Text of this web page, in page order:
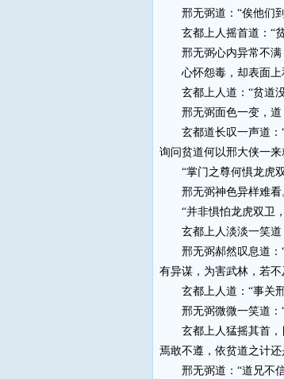
邢无弼道：“俟他们到
玄都上人摇首道：“贫
邢无弼心内异常不满，
心怀怨毒，却表面上
玄都上人道：“贫道没
邢无弼面色一变，道
玄都道长叹一声道：“
询问贫道何以邢大侠一来
“掌门之尊何惧龙虎双
邢无弼神色异样难看
“并非惧怕龙虎双卫，
玄都上人淡淡一笑道：
邢无弼郝然叹息道：“
有异谋，为害武林，若
玄都上人道：“事关邢
邢无弼微微一笑道：“
玄都上人猛摇其首，目
焉敢不遵，依贫道之计
邢无弼道：“道兄不信